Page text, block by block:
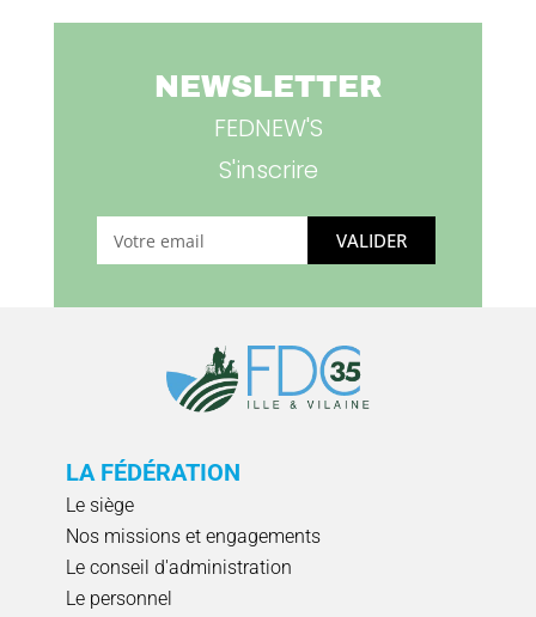
NEWSLETTER
FEDNEW'S
S'inscrire
VALIDER
LA FÉDÉRATION
Le siège
Nos missions et engagements
Le conseil d'administration
Le personnel